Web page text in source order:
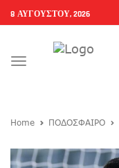
8 ΑΥΓΟΎΣΤΟΥ, 2026
Toggle
Home ΠΟΔΟΣΦΑΙΡΟ